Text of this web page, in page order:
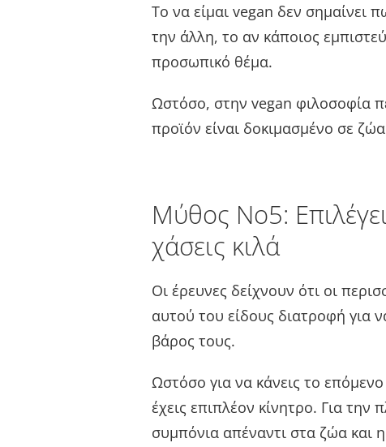
Το να είμαι vegan δεν σημαίνει
την άλλη, το αν κάποιος
προσωπικό θέμα.
Ωστόσο, στην vegan φιλοσοφία
προϊόν είναι δοκιμασμένο σε
Μύθος Νο5:
χάσεις κιλά
Οι έρευνες δείχνουν ότι οι
αυτού του είδους διατροφή για
βάρος τους.
Ωστόσο για να κάνεις το
έχεις επιπλέον κίνητρο. Για
συμπόνια απέναντι στα ζώα και